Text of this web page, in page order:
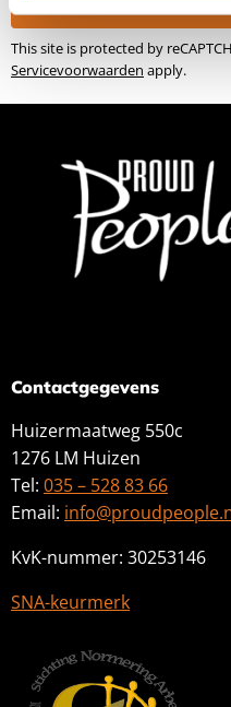
This site is protected by
Servicevoorwaarden apply.
Contactgegevens
Huizermaatweg 550c
1276 LM Huizen
Tel: 035 – 528 83 66
Email:
KvK-nummer: 30253146
SNA-keurmerk